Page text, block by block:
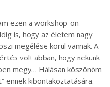
ezen a workshop-on.
is, hogy az életem nagy
megélése körül vannak. A
volt abban, hogy nekünk
megy… Hálásan köszönöm
ennek kibontakoztatására.